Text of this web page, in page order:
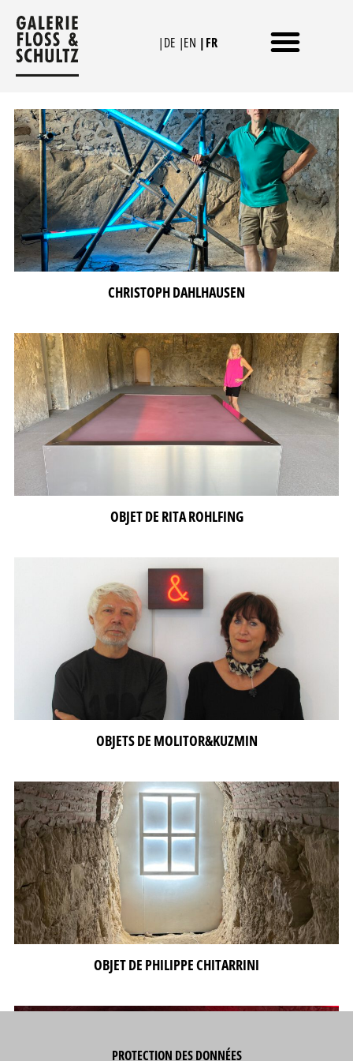
contenu
|DE |EN |FR
CHRISTOPH DAHLHAUSEN
OBJET DE RITA ROHLFING
OBJETS DE MOLITOR&KUZMIN
OBJET DE PHILIPPE CHITARRINI
PROTECTION DES DONNÉES